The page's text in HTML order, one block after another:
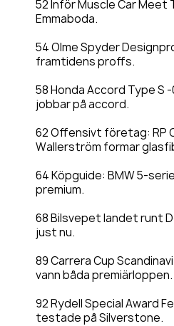
52 Inför Muscle Car Meet
Emmaboda.
54 Olme Spyder
framtidens proffs.
58 Honda Accord Type S
jobbar på accord.
62 Offensivt företag: RP
Wallerström formar
64 Köpguide: BMW 5-
premium.
68 Bilsvepet landet runt
just nu.
89 Carrera Cup
vann båda premiärloppen.
92 Rydell Special Award
testade på Silverstone.